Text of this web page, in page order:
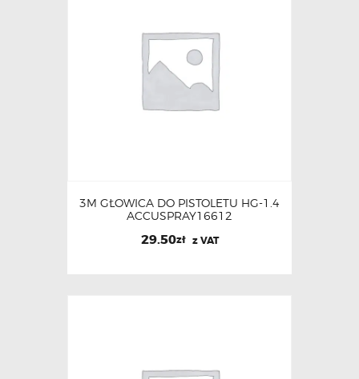
3M GŁOWICA DO PISTOLETU HG-1.4
ACCUSPRAY16612
29.50zł z VAT